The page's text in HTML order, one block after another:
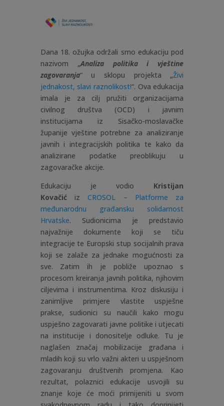
Dana 18. ožujka održali smo edukaciju pod
nazivom „Analiza politika i vještine
zagovaranja“ u sklopu projekta „Živi
jednakost, slavi raznolikost!“. Ova edukacija
imala je za cilj pružiti organizacijama
civilnog društva (OCD) i javnim
institucijama iz Sisačko-moslavačke
županije vještine potrebne za analiziranje
javnih i integracijskih politika te kako da
analizirane podatke preoblikuju u
zagovaračke akcije.
Edukaciju je vodio Kristijan
Kovačić izCROSOL – Platforme za
međunarodnu građansku solidarnost
Hrvatske. Sudionicima je predstavio
najvažnije dokumente koji se tiču
integracije te Europski stup socijalnih prava
koji se zalaže za jednake mogućnosti za
sve. Zatim ih je pobliže upoznao s
procesom kreiranja javnih politika, njihovim
ciljevima i instrumentima. Kroz diskusiju i
zanimljive primjere vlastite uspješne
prakse, sudionici su naučili kako mogu
uspješno zagovarati javne politike i utjecati
na institucije i donositelje odluke. Tu je
naglašen značaj mobilizacije građana i
mladih koji su vrlo važni akteri u uspješnom
zagovaranju društvenih promjena. Kao
rezultat, polaznici edukacije usvojili su
znanje koje će moći primijeniti u svom